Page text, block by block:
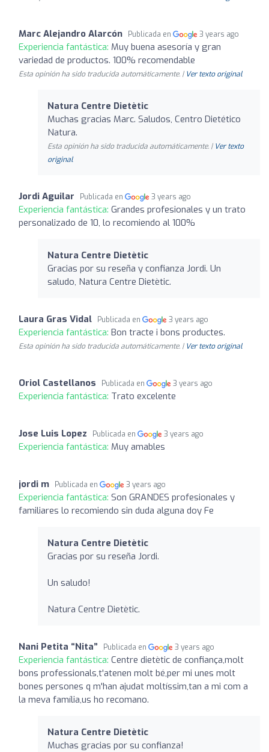
Marc Alejandro Alarcón Publicada en 3 years ago
Experiencia fantástica: Muy buena asesoría y gran
variedad de productos. 100% recomendable
Esta opinión ha sido traducida automáticamente. | Ver texto original
Natura Centre Dietètic
Muchas gracias Marc. Saludos, Centro Dietético
Natura.
Esta opinión ha sido traducida automáticamente. | Ver texto
original
Jordi Aguilar Publicada en 3 years ago
Experiencia fantástica: Grandes profesionales y un trato
personalizado de 10, lo recomiendo al 100%
Natura Centre Dietètic
Gracias por su reseña y confianza Jordi. Un
saludo, Natura Centre Dietètic.
Laura Gras Vidal Publicada en 3 years ago
Experiencia fantástica: Bon tracte i bons productes.
Esta opinión ha sido traducida automáticamente. | Ver texto original
Oriol Castellanos Publicada en 3 years ago
Experiencia fantástica: Trato excelente
Jose Luis Lopez Publicada en 3 years ago
Experiencia fantástica: Muy amables
jordi m Publicada en 3 years ago
Experiencia fantástica: Son GRANDES profesionales y
familiares lo recomiendo sin duda alguna doy Fe
Natura Centre Dietètic
Gracias por su reseña Jordi.
Un saludo!
Natura Centre Dietètic.
Nani Petita “Nita” Publicada en 3 years ago
Experiencia fantástica: Centre dietètic de confiança,molt
bons professionals,t'atenen molt bé,per mi unes molt
bones persones q m'han ajudat moltíssim,tan a mi com a
la meva família,us ho recomano.
Natura Centre Dietètic
Muchas gracias por su confianza!